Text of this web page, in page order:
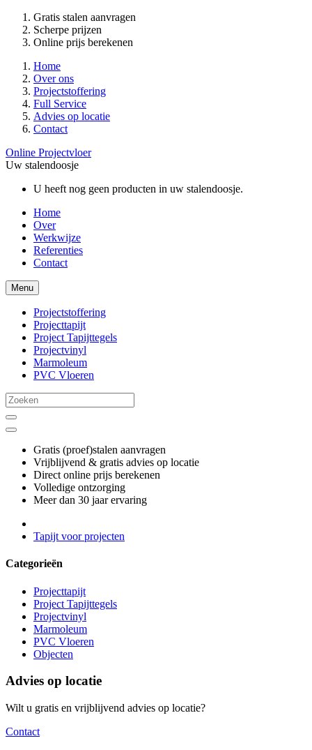
Gratis stalen aanvragen
Scherpe prijzen
Online prijs berekenen
Home
Over ons
Projectstoffering
Full Service
Advies op locatie
Contact
Online Projectvloer
Uw stalendoosje
U heeft nog geen producten in uw stalendoosje.
Home
Over
Werkwijze
Referenties
Contact
Menu
Projectstoffering
Projecttapijt
Project Tapijttegels
Projectvinyl
Marmoleum
PVC Vloeren
Gratis (proef)stalen aanvragen
Vrijblijvend & gratis advies op locatie
Direct online prijs berekenen
Volledige ontzorging
Meer dan 30 jaar ervaring
Tapijt voor projecten
Categorieën
Projecttapijt
Project Tapijttegels
Projectvinyl
Marmoleum
PVC Vloeren
Objecten
Advies op locatie
Wilt u gratis en vrijblijvend advies op locatie?
Contact